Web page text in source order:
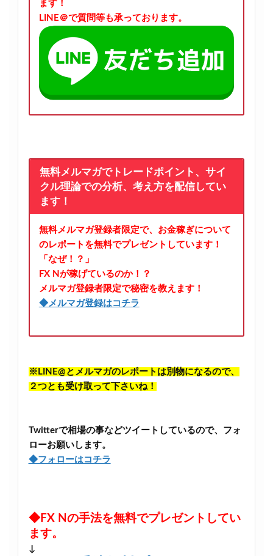
ます！
LINE＠で質問等も承っております。
無料メルマガでトレードポイント、サイ
クル理論での分析、考え方を配信してい
ます！
無料メルマガ登録者限定で、お金稼ぎについて
のレポートを無料でプレゼントしています！
「なぜ！？」
FX Nが稼げているのか！？
メルマガ登録者限定で秘密を教えます！
◆メルマガ登録はコチラ
※LINE@とメルマガのレポートは別物になるので、
２つとも受け取って下さいね！
Twitterで相場の事などツイートしているので、フォ
ローお願いします。
◆フォローはコチラ
◆FX Nの手法を無料でプレゼントしてい
ます。
↓